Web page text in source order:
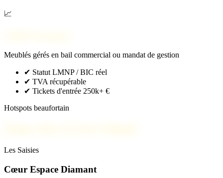
📈
Meublés gérés en bail commercial ou mandat de gestion
✔ Statut LMNP / BIC réel
✔ TVA récupérable
✔ Tickets d'entrée 250k+ €
Hotspots beaufortain
Les Saisies
Cœur Espace Diamant